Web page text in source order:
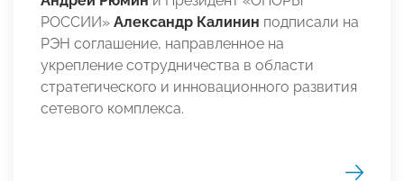
РОССИИ» Александр Калинин подписали на
РЭН соглашение, направленное на
укрепление сотрудничества в области
стратегического и инновационного развития
сетевого комплекса.